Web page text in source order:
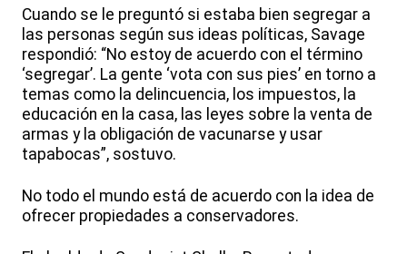
Cuando se le preguntó si estaba bien segregar a
las personas según sus ideas políticas, Savage
respondió: “No estoy de acuerdo con el término
‘segregar’. La gente ‘vota con sus pies’ en torno a
temas como la delincuencia, los impuestos, la
educación en la casa, las leyes sobre la venta de
armas y la obligación de vacunarse y usar
tapabocas”, sostuvo.
No todo el mundo está de acuerdo con la idea de
ofrecer propiedades a conservadores.